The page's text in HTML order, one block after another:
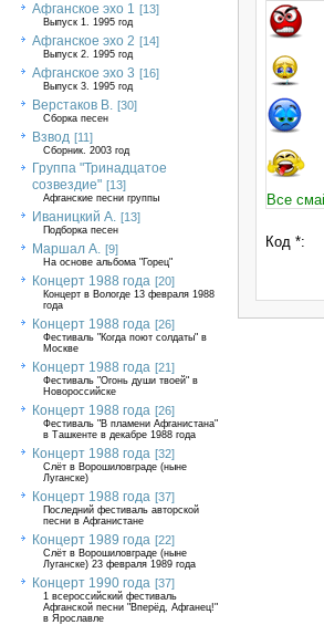
Афганское эхо 1 [13]
Выпуск 1. 1995 год
Афганское эхо 2 [14]
Выпуск 2. 1995 год
Афганское эхо 3 [16]
Выпуск 3. 1995 год
Верстаков В. [30]
Сборка песен
Взвод [11]
Сборник. 2003 год
Группа "Тринадцатое
созвездие" [13]
Афганские песни группы
Иваницкий А. [13]
Подборка песен
Маршал А. [9]
На основе альбома "Горец"
Концерт 1988 года [20]
Концерт в Вологде 13 февраля 1988
года
Концерт 1988 года [26]
Фестиваль "Когда поют солдаты" в
Москве
Концерт 1988 года [21]
Фестиваль "Огонь души твоей" в
Новороссийске
Концерт 1988 года [26]
Фестиваль "В пламени Афганистана"
в Ташкенте в декабре 1988 года
Концерт 1988 года [32]
Слёт в Ворошиловграде (ныне
Луганске)
Концерт 1988 года [37]
Последний фестиваль авторской
песни в Афганистане
Концерт 1989 года [22]
Слёт в Ворошиловграде (ныне
Луганске) 23 февраля 1989 года
Концерт 1990 года [37]
1 всероссийский фестиваль
Афганской песни "Вперёд, Афганец!"
в Ярославле
Все
Код *: